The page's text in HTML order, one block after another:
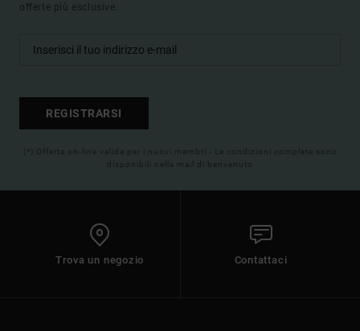
offerte più esclusive.
REGISTRARSI
(*) Offerta on-line valida per i nuovi membri - Le condizioni complete sono
disponibili nella mail di benvenuto
Trova un negozio Contattaci